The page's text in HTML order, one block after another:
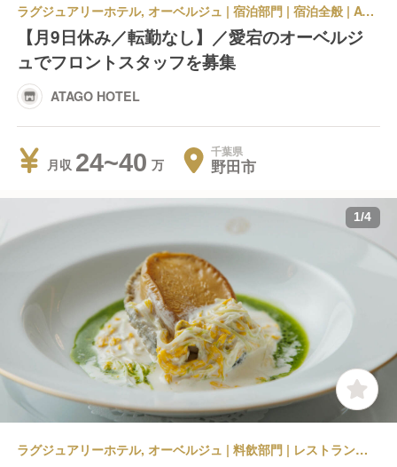
ラグジュアリーホテル, オーベルジュ | 宿泊部門 | 宿泊全般 | ATAGO HOTEL
【月9日休み／転勤なし】／愛宕のオーベルジ
ュでフロントスタッフを募集
ATAGO HOTEL
月収 24~40 千葉県
野田市
1/4
ラグジュアリーホテル, オーベルジュ | 料飲部門 | レストランサービス・ホールスタッフ | ATAGO HOTEL